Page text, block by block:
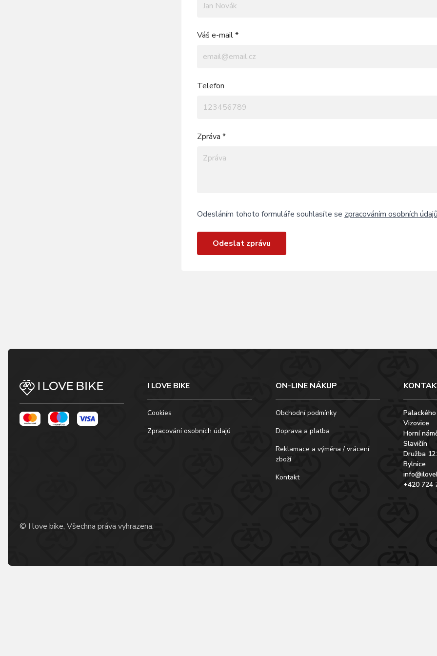
Váš e-mail *
Telefon
Zpráva *
Odesláním tohoto formuláře souhlasíte se zpracováním osobních
Odeslat zprávu
I LOVE BIKE
Cookies
Zpracování osobních údajů
ON-LINE NÁKUP
Obchodní podmínky
Doprava a platba
Reklamace a výměna / vrácení
zboží
Kontakt
Vizovice
Horní
Slavičín
Družba
Bylnice
+420 724
© I love bike, Všechna práva vyhrazena.